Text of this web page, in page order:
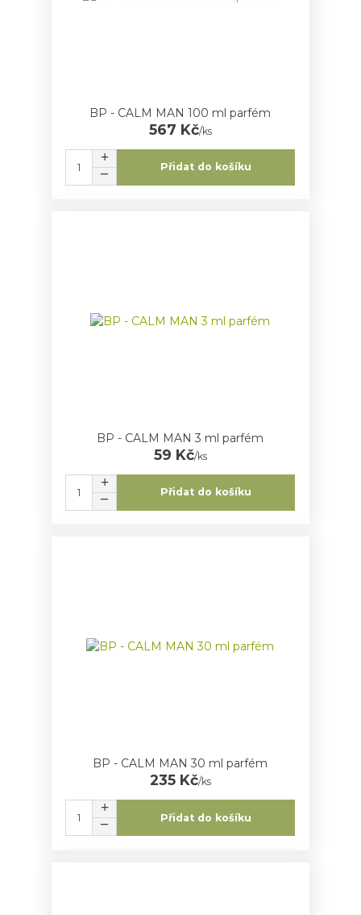
BP - CALM MAN 100 ml parfém
567 Kč/ks
Přidat do košíku
BP - CALM MAN 3 ml parfém
59 Kč/ks
Přidat do košíku
BP - CALM MAN 30 ml parfém
235 Kč/ks
Přidat do košíku